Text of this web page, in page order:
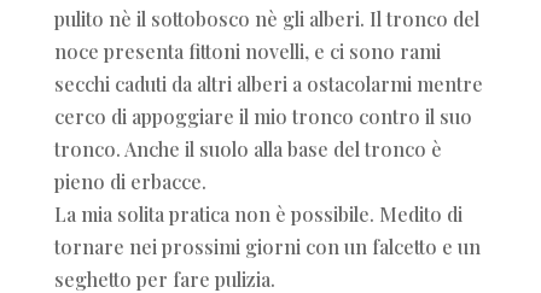
pulito nè il sottobosco nè gli alberi. Il tronco del
noce presenta fittoni novelli, e ci sono rami
secchi caduti da altri alberi a ostacolarmi mentre
cerco di appoggiare il mio tronco contro il suo
tronco. Anche il suolo alla base del tronco è
pieno di erbacce.
La mia solita pratica non è possibile. Medito di
tornare nei prossimi giorni con un falcetto e un
seghetto per fare pulizia.